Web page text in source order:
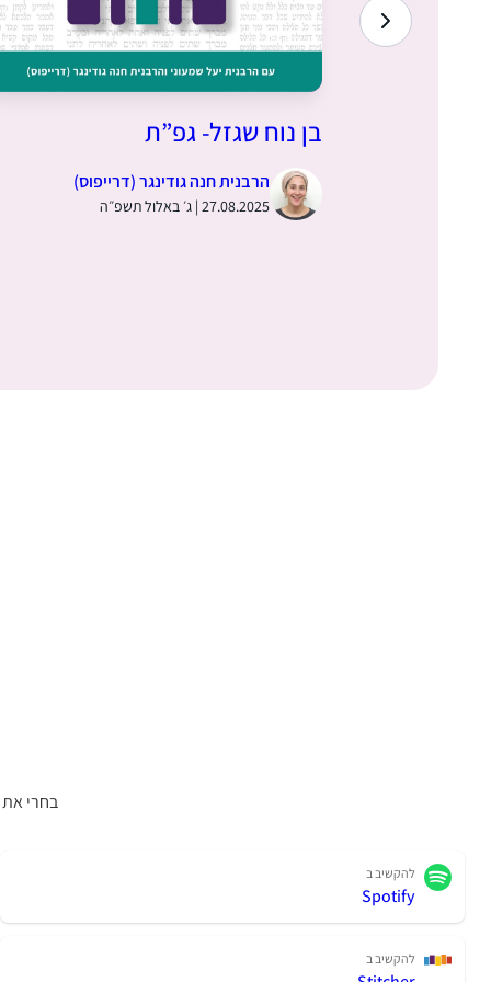
בן נוח שגזל- גפ”ת
הרבנית חנה גודינגר (דרייפוס)
27.08.2025 | ג׳ באלול תשפ״ה
בחרי
להקשיב ב
Spotify
להקשיב ב